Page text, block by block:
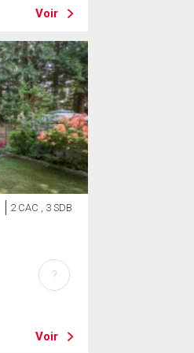
Voir
2 CAC , 3 SDB
Voir
?